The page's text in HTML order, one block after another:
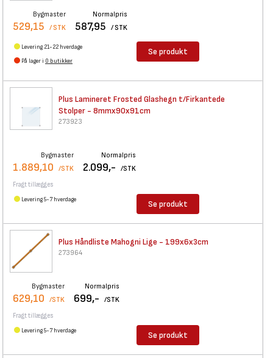
Bygmaster
529,15 / STK
Normalpris
587,95 / STK
Levering 21-22 hverdage
På lager i 0 butikker
Se produkt
Plus Lamineret Frosted Glashegn t/Firkantede
Stolper - 8mmx90x91cm
273923
Bygmaster
1.889,10 /STK
Normalpris
2.099,- /STK
Fragt tillægges
Levering 5-7 hverdage Se produkt
Plus Håndliste Mahogni Lige - 199x6x3cm
273964
Bygmaster
629,10 /STK
Normalpris
699,- /STK
Fragt tillægges
Levering 5-7 hverdage Se produkt